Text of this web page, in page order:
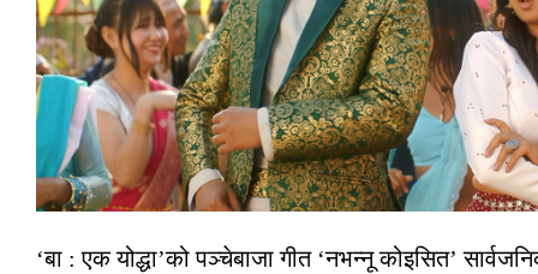
‘बा : एक योद्धा’को पञ्चेबाजा गीत ‘नभन्नू कोइसित’